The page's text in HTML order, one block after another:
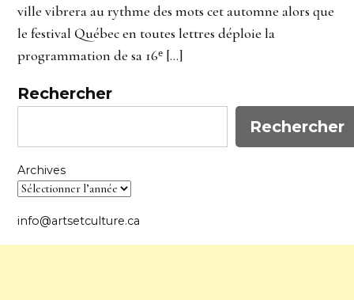
ville vibrera au rythme des mots cet automne alors que
le festival Québec en toutes lettres déploie la
programmation de sa 16ᵉ […]
Rechercher
Rechercher
Archives
info@artsetculture.ca